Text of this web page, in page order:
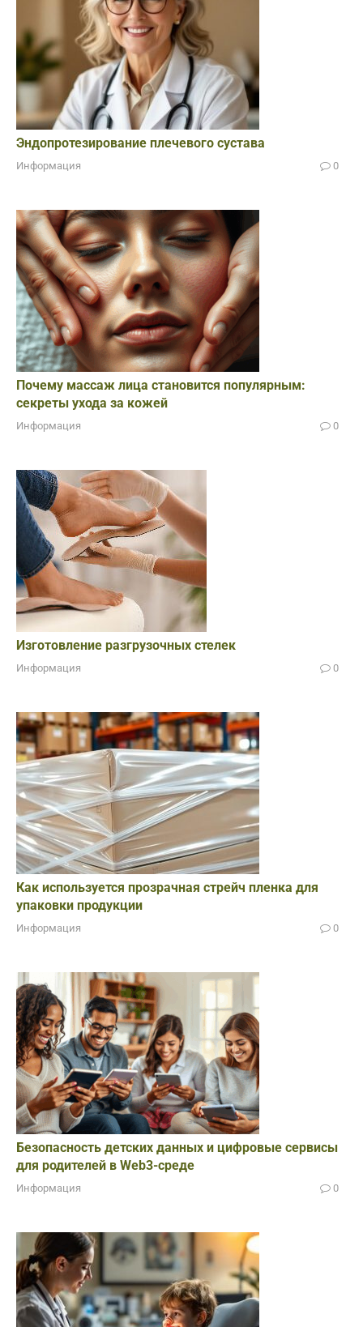
Эндопротезирование плечевого сустава
Информация 0
Почему массаж лица становится популярным:
секреты ухода за кожей
Информация 0
Изготовление разгрузочных стелек
Информация 0
Как используется прозрачная стрейч пленка для
упаковки продукции
Информация 0
Безопасность детских данных и цифровые сервисы
для родителей в Web3-среде
Информация 0